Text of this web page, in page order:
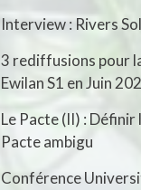
Interview : Rivers
3 rediffusions pour
Ewilan S1 en Juin
Le Pacte (II) :
Pacte ambigu
Conférence